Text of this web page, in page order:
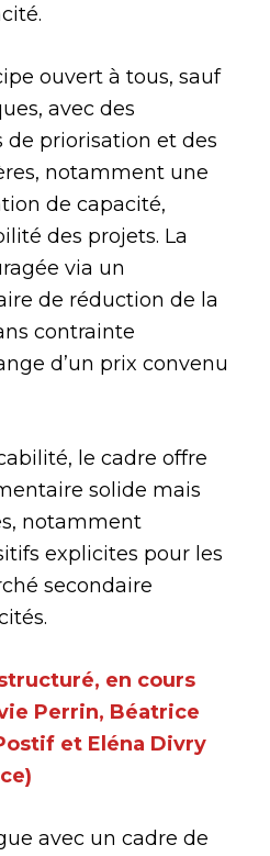
ouvert à tous, sauf
avec des
de priorisation et des
notamment une
de capacité,
des projets. La
via un
de réduction de la
contrainte
d’un prix convenu
le cadre offre
solide mais
notamment
explicites pour les
secondaire
en cours
Perrin, Béatrice
et Eléna Divry
avec un cadre de